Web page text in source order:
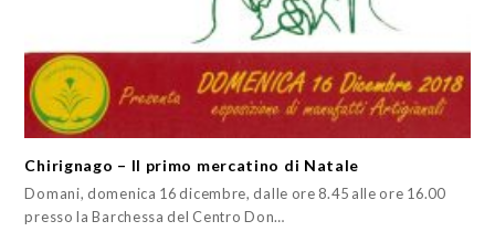
Chirignago – Il primo mercatino di Natale
Domani, domenica 16 dicembre, dalle ore 8.45 alle ore 16.00
presso la Barchessa del Centro Don…